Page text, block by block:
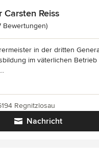
Reiss
5 von 5 Sternen
Bewertungen)
in der dritten
im väterlichen
Nachricht
Regnitzlosau